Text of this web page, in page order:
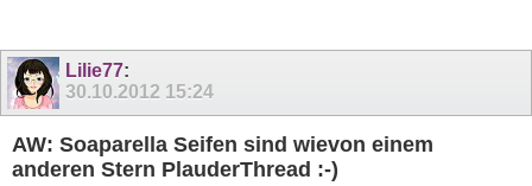
Lilie77:
30.10.2012 15:24
AW: Soaparella Seifen sind wievon einem
anderen Stern PlauderThread :-)